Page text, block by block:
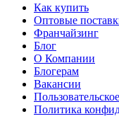
Как купить
Оптовые
Франчайзинг
Блог
О Компании
Блогерам
Вакансии
Политика